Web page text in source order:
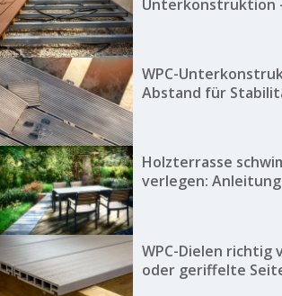
Unterkonstruktion
WPC-
Abstand für
Holzterrasse
verlegen:
WPC-Dielen richtig
oder geriffelte